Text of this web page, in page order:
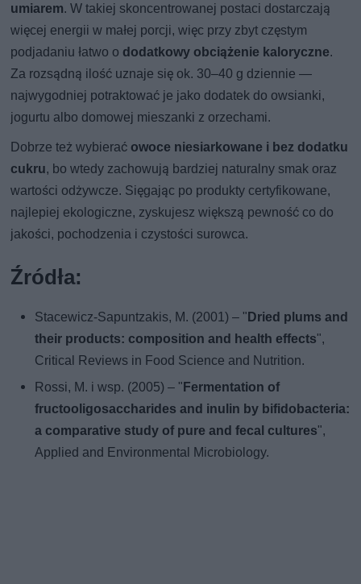
umiarem. W takiej skoncentrowanej postaci dostarczają
więcej energii w małej porcji, więc przy zbyt częstym
podjadaniu łatwo o dodatkowy obciążenie kaloryczne.
Za rozsądną ilość uznaje się ok. 30–40 g dziennie —
najwygodniej potraktować je jako dodatek do owsianki,
jogurtu albo domowej mieszanki z orzechami.
Dobrze też wybierać owoce niesiarkowane i bez dodatku
cukru, bo wtedy zachowują bardziej naturalny smak oraz
wartości odżywcze. Sięgając po produkty certyfikowane,
najlepiej ekologiczne, zyskujesz większą pewność co do
jakości, pochodzenia i czystości surowca.
Źródła:
Stacewicz-Sapuntzakis, M. (2001) – " Dried plums and
their products: composition and health effects",
Critical Reviews in Food Science and Nutrition.
Rossi, M. i wsp. (2005) – " Fermentation of
fructooligosaccharides and inulin by bifidobacteria:
a comparative study of pure and fecal cultures",
Applied and Environmental Microbiology.